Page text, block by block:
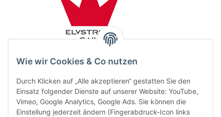
Wie wir Cookies & Co nutzen
Durch Klicken auf „Alle akzeptieren“ gestatten Sie den
Einsatz folgender Dienste auf unserer Website: YouTube,
Vimeo, Google Analytics, Google Ads. Sie können die
Einstellung jederzeit ändern (Fingerabdruck-Icon links